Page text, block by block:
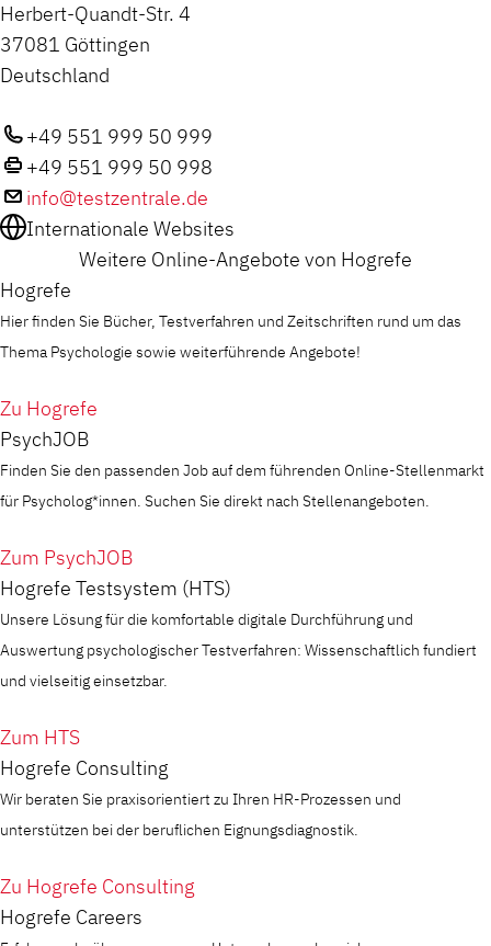
Herbert-Quandt-Str. 4
37081 Göttingen
Deutschland
+49 551 999 50 999
+49 551 999 50 998
info@testzentrale.de
Internationale Websites
Weitere Online-Angebote von Hogrefe
Hogrefe
Hier finden Sie Bücher, Testverfahren und Zeitschriften rund um das
Thema Psychologie sowie weiterführende Angebote!
Zu Hogrefe
PsychJOB
Finden Sie den passenden Job auf dem führenden Online-Stellenmarkt
für Psycholog*innen. Suchen Sie direkt nach Stellenangeboten.
Zum PsychJOB
Hogrefe Testsystem (HTS)
Unsere Lösung für die komfortable digitale Durchführung und
Auswertung psychologischer Testverfahren: Wissenschaftlich fundiert
und vielseitig einsetzbar.
Zum HTS
Hogrefe Consulting
Wir beraten Sie praxisorientiert zu Ihren HR-Prozessen und
unterstützen bei der beruflichen Eignungsdiagnostik.
Zu Hogrefe Consulting
Hogrefe Careers